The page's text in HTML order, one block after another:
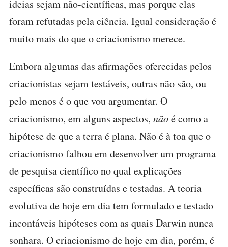
ideias sejam não-científicas, mas porque elas
foram refutadas pela ciência. Igual consideração é
muito mais do que o criacionismo merece.
Embora algumas das afirmações oferecidas pelos
criacionistas sejam testáveis, outras não são, ou
pelo menos é o que vou argumentar. O
criacionismo, em alguns aspectos, nãoé como a
hipótese de que a terra é plana. Não é à toa que o
criacionismo falhou em desenvolver um programa
de pesquisa científico no qual explicações
específicas são construídas e testadas. A teoria
evolutiva de hoje em dia tem formulado e testado
incontáveis hipóteses com as quais Darwin nunca
sonhara. O criacionismo de hoje em dia, porém, é